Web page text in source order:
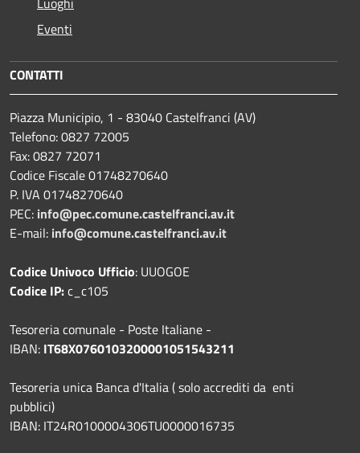
Eventi
CONTATTI
Piazza Municipio, 1 - 83040 Castelfranci (AV)
Telefono: 0827 72005
Fax: 0827 72071
Codice Fiscale 01748270640
P. IVA 01748270640
PEC: info@pec.comune.castelfranci.av.it
E-mail: info@comune.castelfranci.av.it
Codice Univoco Ufficio: UUOGOE
Codice IP:c_c105
Tesoreria comunale - Poste Italiane -
IBAN: IT68X0760103200001051543211
Tesoreria unica Banca d'Italia ( solo accrediti da enti
pubblici)
IBAN: IT24R0100004306TU0000016735